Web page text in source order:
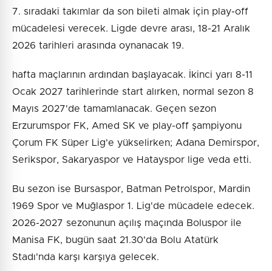
7. sıradaki takımlar da son bileti almak için play-off
mücadelesi verecek. Ligde devre arası, 18-21 Aralık
2026 tarihleri arasında oynanacak 19.
hafta maçlarının ardından başlayacak. İkinci yarı 8-11
Ocak 2027 tarihlerinde start alırken, normal sezon 8
Mayıs 2027'de tamamlanacak. Geçen sezon
Erzurumspor FK, Amed SK ve play-off şampiyonu
Çorum FK Süper Lig'e yükselirken; Adana Demirspor,
Serikspor, Sakaryaspor ve Hatayspor lige veda etti.
Bu sezon ise Bursaspor, Batman Petrolspor, Mardin
1969 Spor ve Muğlaspor 1. Lig'de mücadele edecek.
2026-2027 sezonunun açılış maçında Boluspor ile
Manisa FK, bugün saat 21.30'da Bolu Atatürk
Stadı'nda karşı karşıya gelecek.